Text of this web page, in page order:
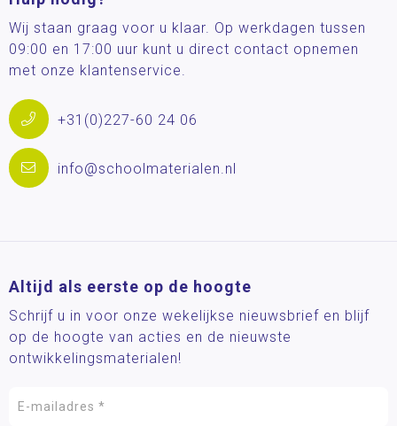
Wij staan graag voor u klaar. Op werkdagen tussen
09:00 en 17:00 uur kunt u direct contact opnemen
met onze klantenservice.
+31(0)227-60 24 06
info@schoolmaterialen.nl
Altijd als eerste op de hoogte
Schrijf u in voor onze wekelijkse nieuwsbrief en blijf
op de hoogte van acties en de nieuwste
ontwikkelingsmaterialen!